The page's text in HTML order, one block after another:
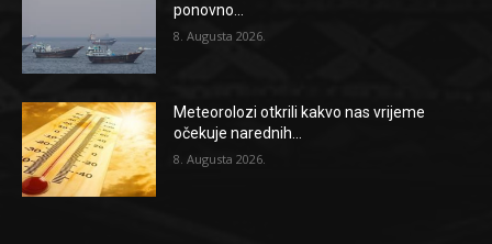
ponovno...
8. Augusta 2026.
Meteorolozi otkrili kakvo nas vrijeme
očekuje narednih...
8. Augusta 2026.